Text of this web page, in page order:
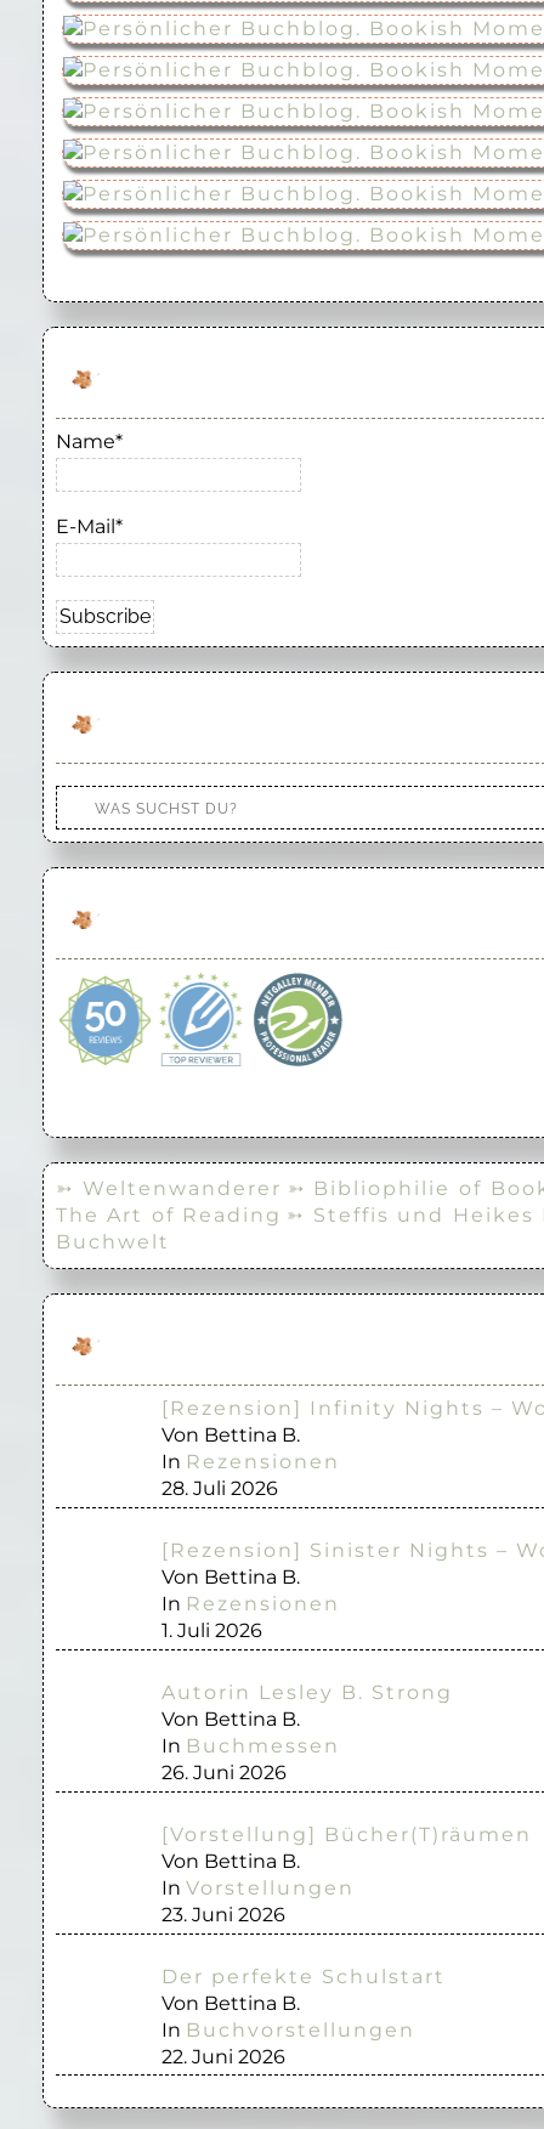
Name*
E-Mail*
➳ Weltenwanderer ➳ Bibliophilie of
The Art of Reading ➳ Steffis und Heikes
Buchwelt
[Rezension] Infinity Nights –
Von Bettina B.
In Rezensionen
28. Juli 2026
[Rezension] Sinister Nights –
Von Bettina B.
In Rezensionen
1. Juli 2026
Autorin Lesley B. Strong
Von Bettina B.
In Buchmessen
26. Juni 2026
[Vorstellung] Bücher(T)räumen
Von Bettina B.
In Vorstellungen
23. Juni 2026
Der perfekte Schulstart
Von Bettina B.
In Buchvorstellungen
22. Juni 2026